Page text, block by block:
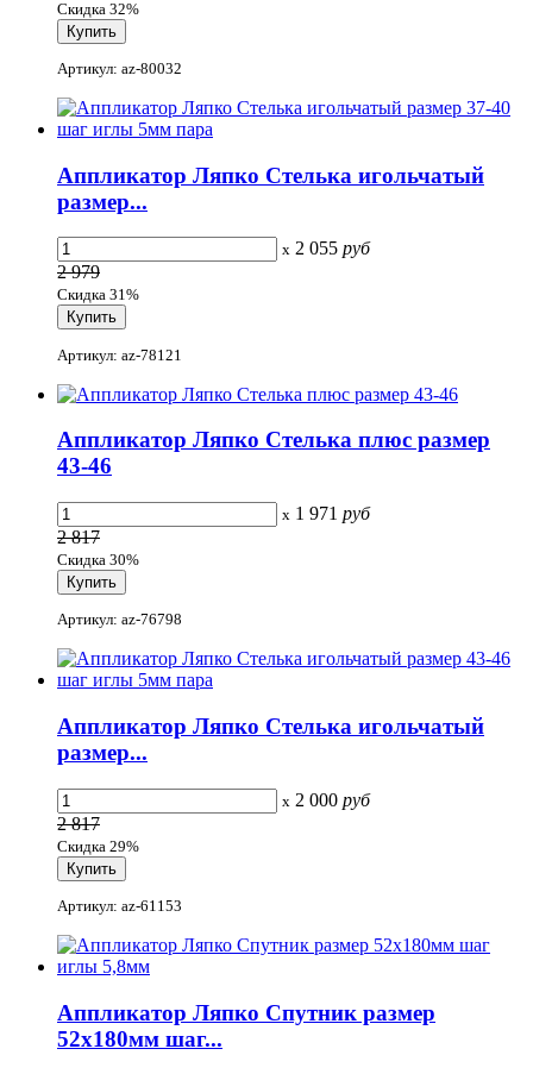
Скидка 32%
Артикул: az-80032
Аппликатор Ляпко Стелька игольчатый
размер...
x 2 055 руб
2 979
Скидка 31%
Артикул: az-78121
Аппликатор Ляпко Стелька плюс размер
43-46
x 1 971 руб
2 817
Скидка 30%
Артикул: az-76798
Аппликатор Ляпко Стелька игольчатый
размер...
x 2 000 руб
2 817
Скидка 29%
Артикул: az-61153
Аппликатор Ляпко Спутник размер
52х180мм шаг...